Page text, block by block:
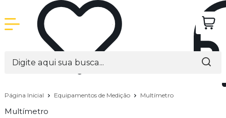
Página Inicial Equipamentos de Medição Multímetro
Multímetro